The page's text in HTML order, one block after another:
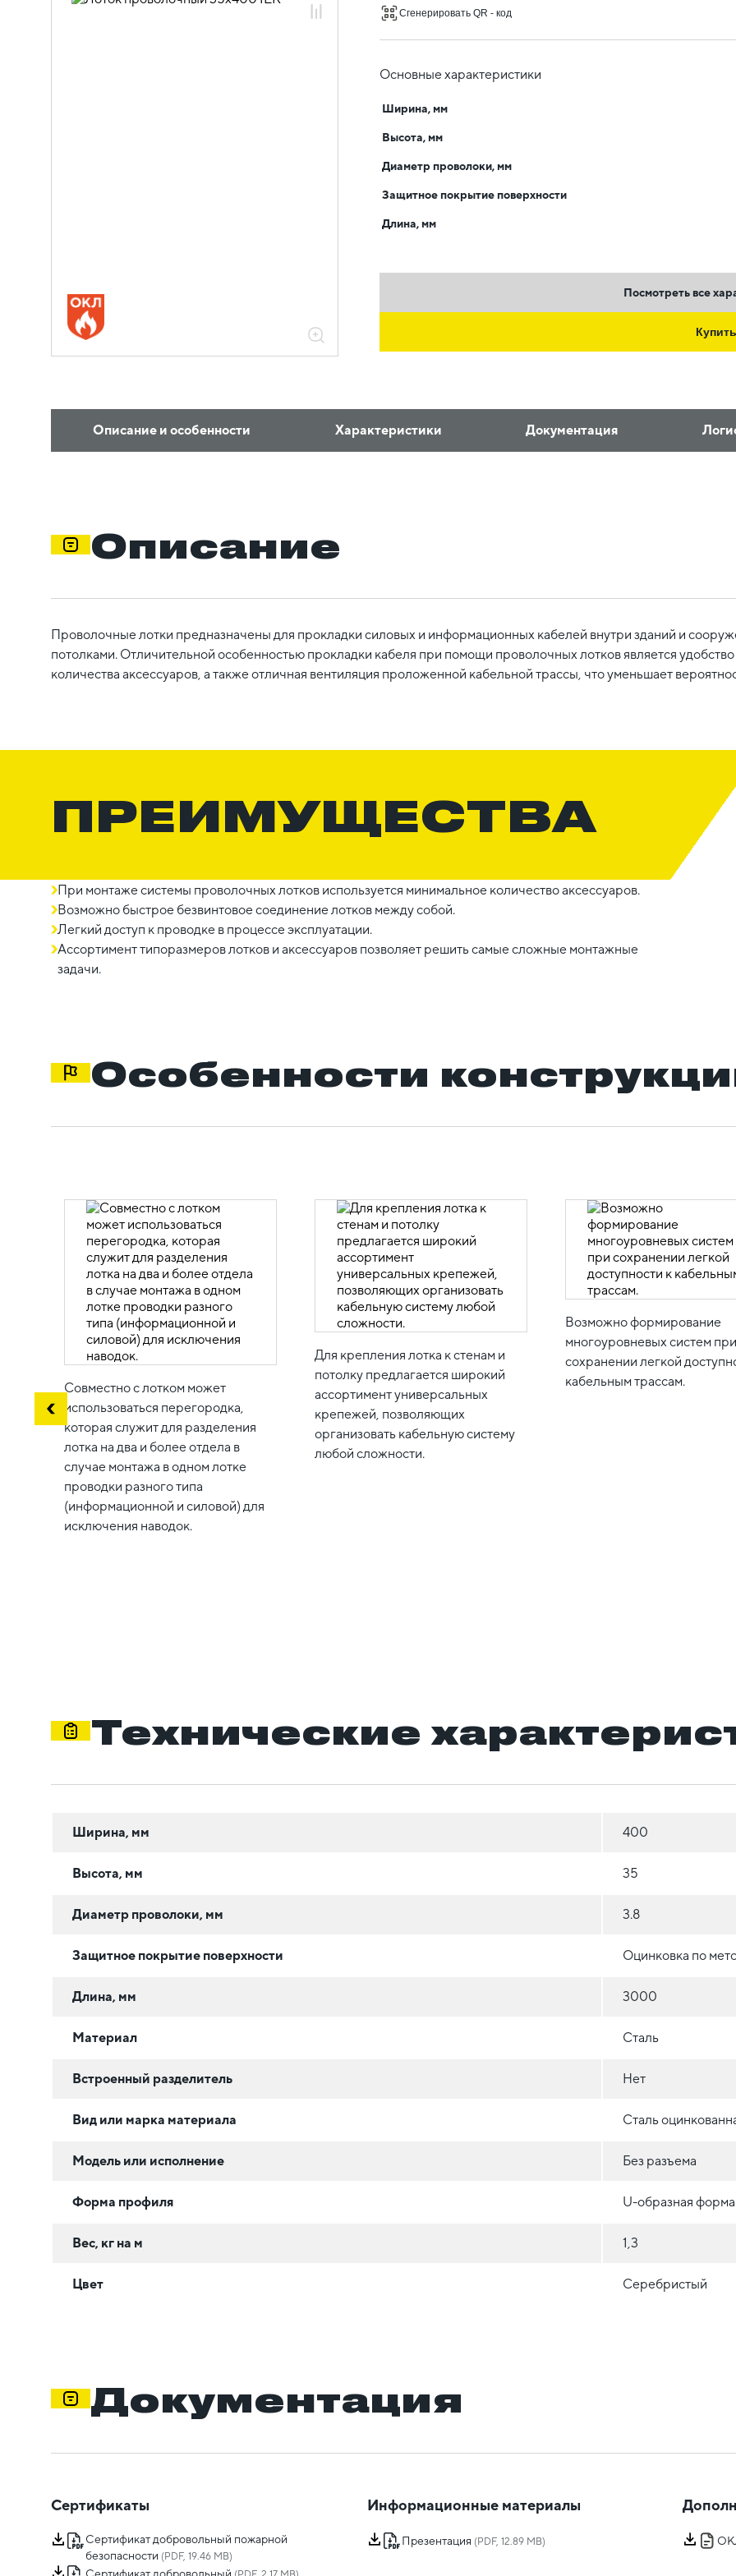
05.04.03.01 Лотки проволочные
Сгенерировать QR - код
Основные характеристики
Ширина, мм
Высота, мм
Диаметр проволоки, мм
Защитное покрытие поверхности
Длина, мм
Посмотреть все
Купить
Описание и особенности Характеристики Документация
Описание
Проволочные лотки предназначены для прокладки силовых и информационных кабелей внутри зданий и
потолками. Отличительной особенностью прокладки кабеля при помощи проволочных лотков является
количества аксессуаров, а также отличная вентиляция проложенной кабельной трассы, что уменьшает
ПРЕИМУЩЕСТВА
При монтаже системы проволочных лотков используется минимальное количество аксессуаров.
Возможно быстрое безвинтовое соединение лотков между собой.
Легкий доступ к проводке в процессе эксплуатации.
Ассортимент типоразмеров лотков и аксессуаров позволяет решить самые сложные монтажные
задачи.
Особенности
Совместно с лотком может
использоваться перегородка,
которая служит для разделения
лотка на два и более отдела в
случае монтажа в одном лотке
проводки разного типа
(информационной и силовой) для
исключения наводок.
Для крепления лотка к стенам и
потолку предлагается широкий
ассортимент универсальных
крепежей, позволяющих
организовать кабельную систему
любой сложности.
Возможно формирование
многоуровневых систем при
сохранении легкой
кабельным трассам.
Технические
Ширина, мм 400
Высота, мм 35
Диаметр проволоки, мм 3.8
Защитное покрытие поверхности Оцинковка по
Длина, мм 3000
Материал Сталь
Встроенный разделитель Нет
Вид или марка материала Сталь
Модель или исполнение Без разъема
Форма профиля U-образная форма
Вес, кг на м 1,3
Цвет Серебристый
Документация
Сертификаты
Сертификат добровольный пожарной
безопасности (PDF, 19.46 MB)
Сертификат добровольный
Информационные материалы
Презентация (PDF, 12.89 MB)